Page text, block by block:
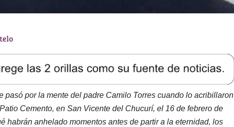
pasó por la mente del padre Camilo Torres cuando lo acribillaron
Cemento, en San Vicente del Chucurí, el 16 de febrero de
habrán anhelado momentos antes de partir a la eternidad, los